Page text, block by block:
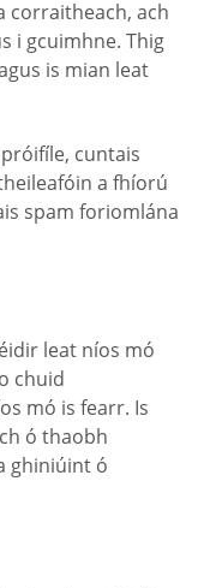
corraitheach, ach
i gcuimhne. Thig
is mian leat
cuntais
a fhíorú
spam foriomlána
leat níos mó
chuid
mó is fearr. Is
ó thaobh
ghiniúint ó